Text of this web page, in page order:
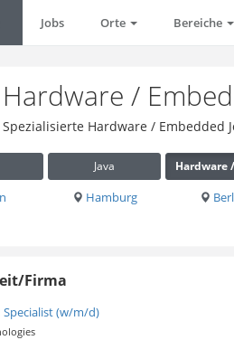
Jobs Orte Bereiche
Hardware /
Spezialisierte Hardware / Embedded
Java
Hamburg
Firma
Specialist (w/m/d)